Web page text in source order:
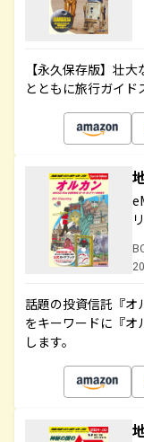
【永久保存版】壮
とともに旅行ガイド
話題の投資信託『オ
をキーワードに『オ
します。